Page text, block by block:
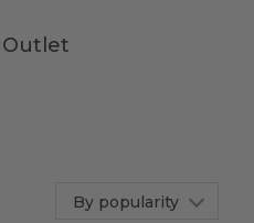
Outlet
By popularity